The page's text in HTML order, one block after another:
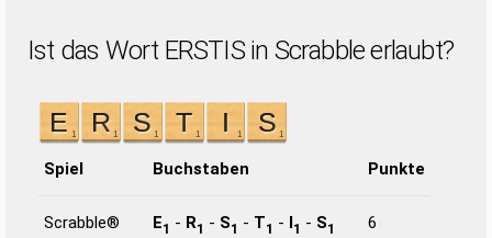
Ist das Wort ERSTIS in Scrabble erlaubt?
Spiel Buchstaben Punkte
Scrabble® E1 - R1 - S1 - T1 - I1 - S1 6